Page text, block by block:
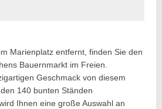
Marienplatz entfernt, finden Sie den
Bauernmarkt im Freien.
Geschmack von diesem
140 bunten Ständen
Ihnen eine große Auswahl an